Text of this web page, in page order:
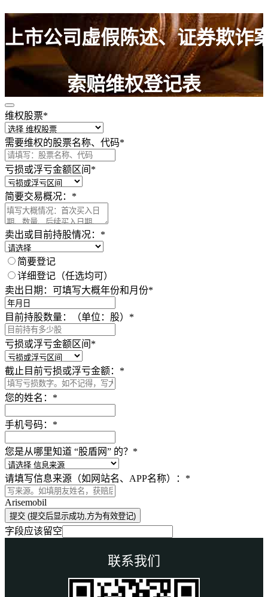
上市公司虚假陈述、证券欺诈
索赔维权登记表
请认真填写以下内容，以获得必要的法律帮助 ！
维权股票*
需要维权的股票名称、代码*
亏损或浮亏金额区间 *
简要交易概况： *
卖出或目前持股情况： *
简要登记
详细登记（任选均可）
卖出日期：可填写大概年份和月份*
目前持股数量：（单位：股） *
亏损或浮亏金额区间 *
截止目前亏损或浮亏金额： *
您的姓名： *
手机号码： *
您是从哪里知道 “股盾网” 的？ *
请填写信息来源（如网站名、APP名称）： *
Arisemobil
提交 (提交后显示成功,方为有效登记)
字段应该留空
联系我们